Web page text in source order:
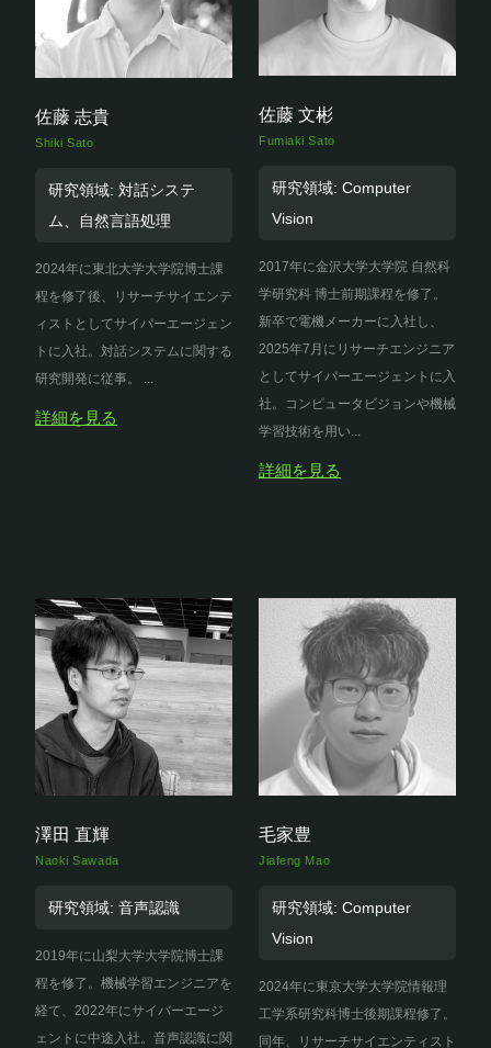
佐藤 志貴
Shiki Sato
研究領域: 対話システ
ム、自然言語処理
2024年に東北大学大学院博士課
程を修了後、リサーチサイエンテ
ィストとしてサイバーエージェン
トに入社。対話システムに関する
研究開発に従事。 ...
詳細を見る
佐藤 文彬
Fumiaki Sato
研究領域: Computer
Vision
2017年に金沢大学大学院 自然科
学研究科 博士前期課程を修了。
新卒で電機メーカーに入社し、
2025年7月にリサーチエンジニア
としてサイバーエージェントに入
社。コンピュータビジョンや機械
学習技術を用い...
詳細を見る
澤田 直輝
Naoki Sawada
研究領域: 音声認識
2019年に山梨大学大学院博士課
程を修了。機械学習エンジニアを
経て、2022年にサイバーエージ
ェントに中途入社。音声認識に関
毛家豊
Jiafeng Mao
研究領域: Computer
Vision
2024年に東京大学大学院情報理
工学系研究科博士後期課程修了。
同年、リサーチサイエンティスト